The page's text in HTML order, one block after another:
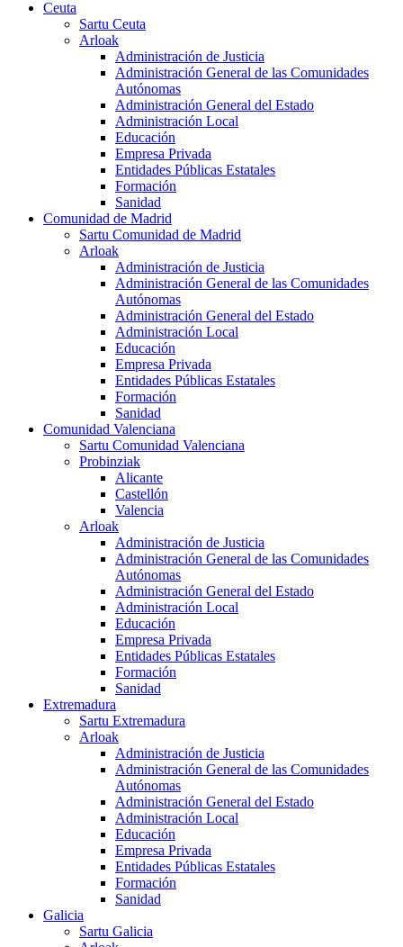
Ceuta
Sartu Ceuta
Arloak
Administración de Justicia
Administración General de las Comunidades
Autónomas
Administración General del Estado
Administración Local
Educación
Empresa Privada
Entidades Públicas Estatales
Formación
Sanidad
Comunidad de Madrid
Sartu Comunidad de Madrid
Arloak
Administración de Justicia
Administración General de las Comunidades
Autónomas
Administración General del Estado
Administración Local
Educación
Empresa Privada
Entidades Públicas Estatales
Formación
Sanidad
Comunidad Valenciana
Sartu Comunidad Valenciana
Probinziak
Alicante
Castellón
Valencia
Arloak
Administración de Justicia
Administración General de las Comunidades
Autónomas
Administración General del Estado
Administración Local
Educación
Empresa Privada
Entidades Públicas Estatales
Formación
Sanidad
Extremadura
Sartu Extremadura
Arloak
Administración de Justicia
Administración General de las Comunidades
Autónomas
Administración General del Estado
Administración Local
Educación
Empresa Privada
Entidades Públicas Estatales
Formación
Sanidad
Galicia
Sartu Galicia